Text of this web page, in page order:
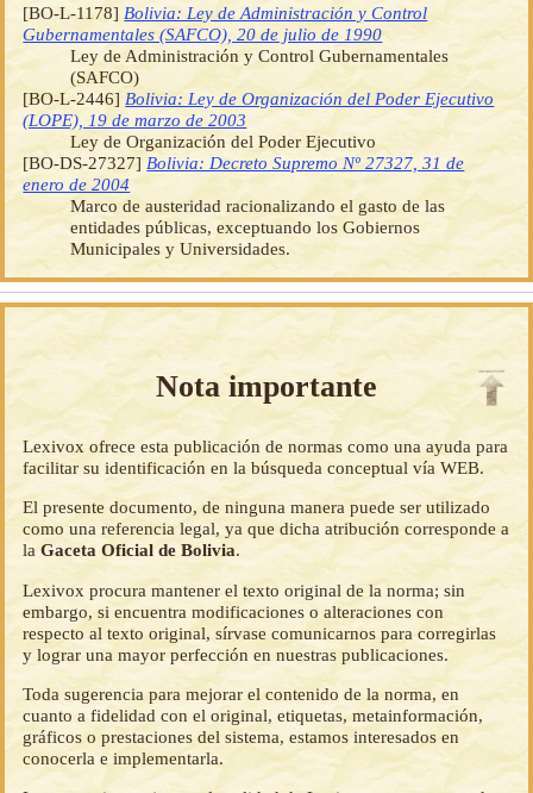
[BO-L-1178] Bolivia: Ley de Administración y Control
Gubernamentales (SAFCO), 20 de julio de 1990
Ley de Administración y Control Gubernamentales
(SAFCO)
[BO-L-2446] Bolivia: Ley de Organización del Poder Ejecutivo
(LOPE), 19 de marzo de 2003
Ley de Organización del Poder Ejecutivo
[BO-DS-27327] Bolivia: Decreto Supremo Nº 27327, 31 de
enero de 2004
Marco de austeridad racionalizando el gasto de las
entidades públicas, exceptuando los Gobiernos
Municipales y Universidades.
Nota importante
Lexivox ofrece esta publicación de normas como una ayuda para
facilitar su identificación en la búsqueda conceptual vía WEB.
El presente documento, de ninguna manera puede ser utilizado
como una referencia legal, ya que dicha atribución corresponde a
laGaceta Oficial de Bolivia.
Lexivox procura mantener el texto original de la norma; sin
embargo, si encuentra modificaciones o alteraciones con
respecto al texto original, sírvase comunicarnos para corregirlas
y lograr una mayor perfección en nuestras publicaciones.
Toda sugerencia para mejorar el contenido de la norma, en
cuanto a fidelidad con el original, etiquetas, metainformación,
gráficos o prestaciones del sistema, estamos interesados en
conocerla e implementarla.